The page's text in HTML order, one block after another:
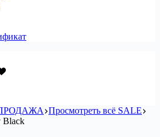
Просмотреть всё SALE
Black